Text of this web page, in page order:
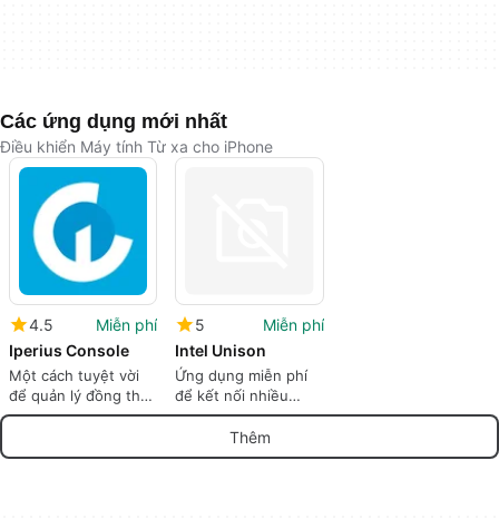
Các ứng dụng mới nhất
Điều khiển Máy tính Từ xa cho iPhone
4.5
Miễn phí
Iperius Console
Một cách tuyệt vời
để quản lý đồng thời
nhiều thiết bị
5
Miễn phí
Intel Unison
Ứng dụng miễn phí
để kết nối nhiều
thiết bị kỹ thuật số
Thêm